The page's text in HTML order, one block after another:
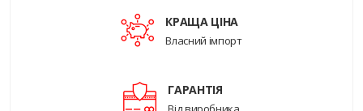
КРАЩА ЦІНА
Власний імпорт
ГАРАНТІЯ